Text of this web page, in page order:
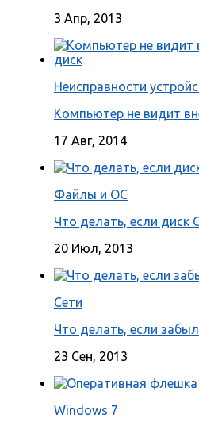
3 Апр, 2013
Неисправности
Компьютер не видит
17 Авг, 2014
Файлы и ОС
Что делать, если диск
20 Июл, 2013
Сети
Что делать, если
23 Сен, 2013
Windows 7